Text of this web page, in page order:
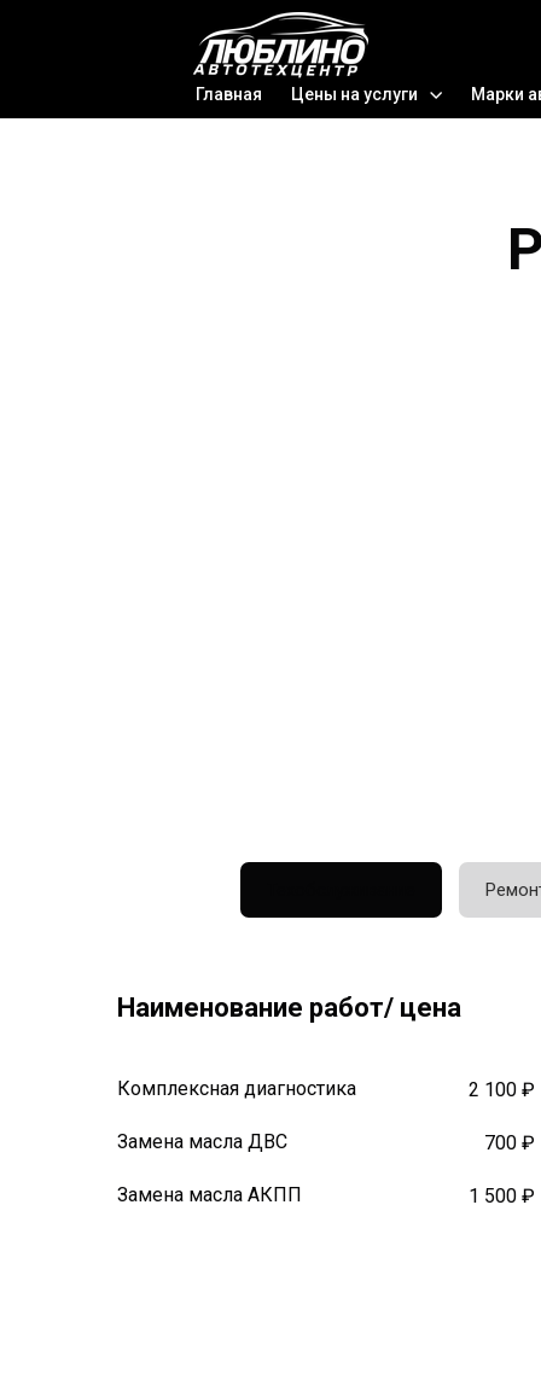
Главная
Цены на услуги Марки
Наименование работ/ цена
Комплексная диагностика 2 100 ₽
Замена масла ДВС 700 ₽
Замена масла АКПП 1 500 ₽